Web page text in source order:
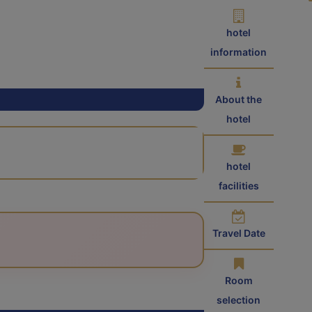
hotel
information
About the
hotel
hotel
facilities
Travel Date
Room
selection